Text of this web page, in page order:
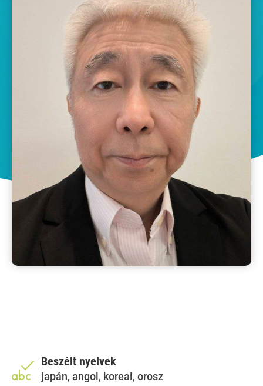
Beszélt nyelvek
japán, angol, koreai, orosz